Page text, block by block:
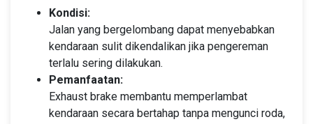
Kondisi:
Jalan yang bergelombang dapat menyebabkan
kendaraan sulit dikendalikan jika pengereman
terlalu sering dilakukan.
Pemanfaatan:
Exhaust brake membantu memperlambat
kendaraan secara bertahap tanpa mengunci roda,